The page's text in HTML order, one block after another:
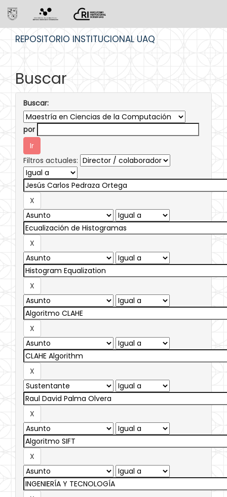
REPOSITORIO INSTITUCIONAL UAQ
Buscar
Buscar:
por
Filtros actuales: